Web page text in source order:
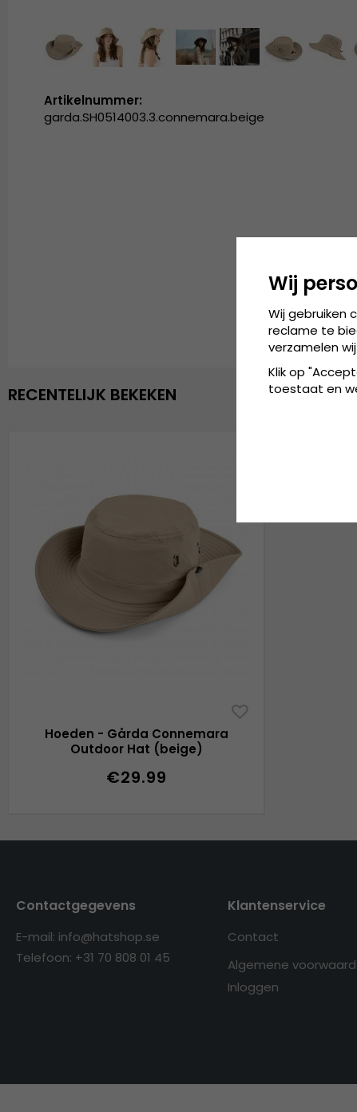
Artikelnummer:
garda.SH0514003.3.connemara.beige
RECENTELIJK BEKEKEN
Hoeden - Gårda Connemara
Outdoor Hat (beige)
€29.99
Contactgegevens
E-mail: info@hatshop.se
Telefoon: +31 70 808 01 45
Klantenservice
Contact
Algemene
Inloggen
Wij
Wij gebruiken
reclame te
verzamelen
Klik op
toestaat en